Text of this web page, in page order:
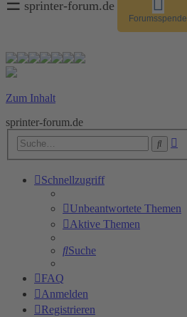
☰ sprinter-forum.de
Forumsspende
Zum Inhalt
sprinter-forum.de
Suche
Schnellzugriff
Unbeantwortete Themen
Aktive Themen
Suche
FAQ
Anmelden
Registrieren